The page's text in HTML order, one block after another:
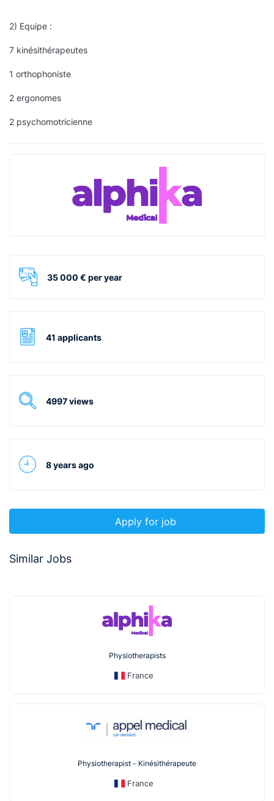
2) Equipe :
7 kinésithérapeutes
1 orthophoniste
2 ergonomes
2 psychomotricienne
35 000 € per year
41 applicants
4997 views
8 years ago
Apply for job
Similar Jobs
Physiotherapists
France
Physiotherapist - Kinésithérapeute
France